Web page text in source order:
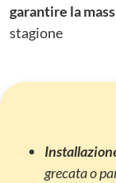
garantire la
stagione
grecata o